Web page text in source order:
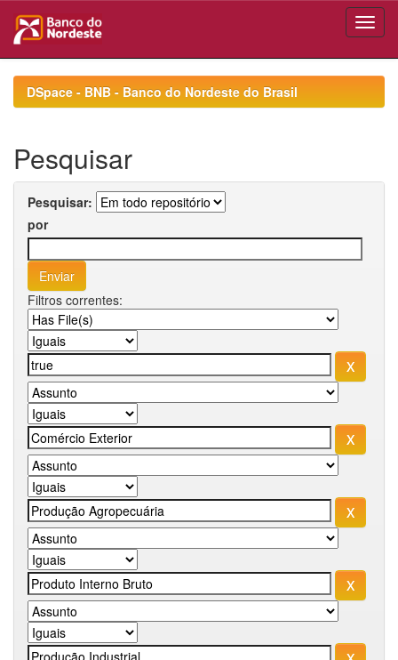
navigationDSpace - BNB - Banco do Nordeste do Brasil
Pesquisar
Pesquisar:
por
Filtros correntes: